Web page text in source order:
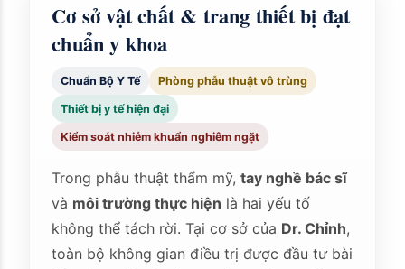
Cơ sở vật chất & trang thiết bị đạt
chuẩn y khoa
Chuẩn Bộ Y Tế Phòng phẫu thuật vô trùng
Thiết bị y tế hiện đại
Kiểm soát nhiễm khuẩn nghiêm ngặt
Trong phẫu thuật thẩm mỹ,tay nghề bác sĩ
và môi trường thực hiện là hai yếu tố
không thể tách rời. Tại cơ sở của Dr. Chỉnh,
toàn bộ không gian điều trị được đầu tư bài